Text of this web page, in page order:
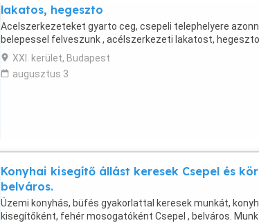
lakatos, hegeszto
Acelszerkezeteket gyarto ceg, csepeli telephelyere
belepessel felveszunk , acélszerkezeti lakatost,
XXI. kerület, Budapest
augusztus 3
Konyhai kisegítő állást keresek Csepel és
belváros.
Üzemi konyhás, büfés gyakorlattal keresek munkát,
kisegítőként, fehér mosogatóként Csepel , belváros.